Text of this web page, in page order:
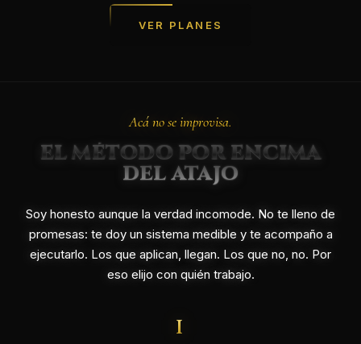
INICIAR SESIÓN
VER PLANES
Acá no se improvisa.
EL MÉTODO POR ENCIMA
DEL ATAJO
Soy honesto aunque la verdad incomode. No te lleno de
promesas: te doy un sistema medible y te acompaño a
ejecutarlo. Los que aplican, llegan. Los que no, no. Por
eso elijo con quién trabajo.
I